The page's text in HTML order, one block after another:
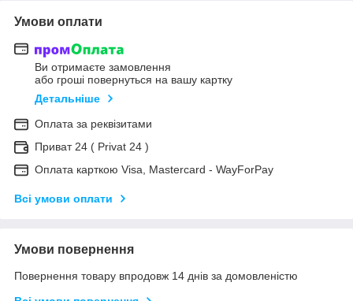
Умови оплати
Ви отримаєте замовлення
або гроші повернуться на вашу картку
Детальніше
Оплата за реквізитами
Приват 24 ( Privat 24 )
Оплата карткою Visa, Mastercard - WayForPay
Всі умови оплати
Умови повернення
Повернення товару впродовж 14 днів за домовленістю